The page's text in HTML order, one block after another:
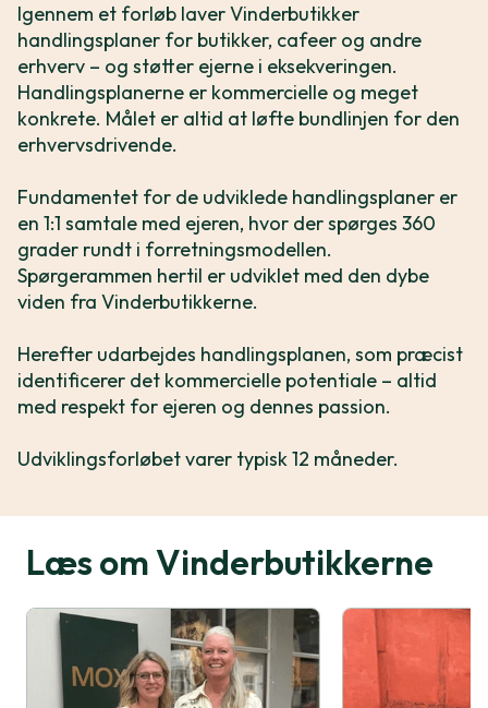
Igennem et forløb laver Vinderbutikker
handlingsplaner for butikker, cafeer og andre
erhverv – og støtter ejerne i eksekveringen.
Handlingsplanerne er kommercielle og meget
konkrete. Målet er altid at løfte bundlinjen for den
erhvervsdrivende.
Fundamentet for de udviklede handlingsplaner er
en 1:1 samtale med ejeren, hvor der spørges 360
grader rundt i forretningsmodellen.
Spørgerammen hertil er udviklet med den dybe
viden fra Vinderbutikkerne.
Herefter udarbejdes handlingsplanen, som præcist
identificerer det kommercielle potentiale – altid
med respekt for ejeren og dennes passion.
Udviklingsforløbet varer typisk 12 måneder.
Læs om Vinderbutikkerne